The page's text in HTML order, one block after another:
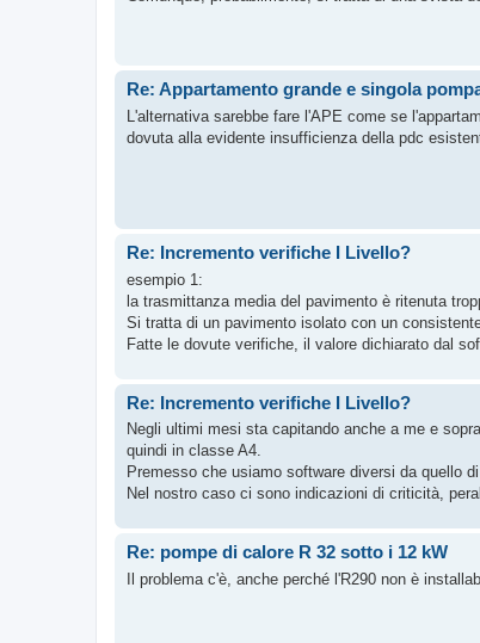
Re: Appartamento grande e singola
L'alternativa sarebbe fare l'APE come se
dovuta alla evidente insufficienza della pdc
Re: Incremento verifiche I Livello?
esempio 1:
la trasmittanza media del pavimento è ritenuta
Si tratta di un pavimento isolato con un
Fatte le dovute verifiche, il valore dichiarato dal
Re: Incremento verifiche I Livello?
Negli ultimi mesi sta capitando anche a me e
quindi in classe A4.
Premesso che usiamo software diversi da quello
Nel nostro caso ci sono indicazioni di criticità,
Re: pompe di calore R 32 sotto i 12 kW
Il problema c'è, anche perché l'R290 non è